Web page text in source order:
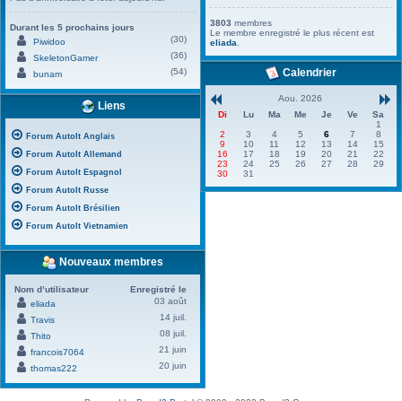
Durant les 5 prochains jours
Piwidoo
(30)
SkeletonGamer
(36)
bunam
(54)
Liens
Forum AutoIt Anglais
Forum AutoIt Allemand
Forum AutoIt Espagnol
Forum AutoIt Russe
Forum AutoIt Brésilien
Forum AutoIt Vietnamien
Nouveaux membres
Nom d’utilisateur
Enregistré le
eliada
03 août
Travis
14 juil.
Thito
08 juil.
francois7064
21 juin
thomas222
20 juin
3803 membres
Le membre enregistré le plus récent est
eliada
Calendrier
Aou. 2026
Di
Lu Ma Me Je Ve
Sa
1
2
3 4 5 6 7
8
9
10 11 12 13 14
15
16
17 18 19 20 21
22
23
24 25 26 27 28
29
30
31